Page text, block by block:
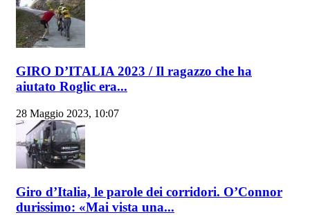
GIRO D’ITALIA 2023 / Il ragazzo che ha
aiutato Roglic era...
28 Maggio 2023, 10:07
Giro d’Italia, le parole dei corridori. O’Connor
durissimo: «Mai vista una...